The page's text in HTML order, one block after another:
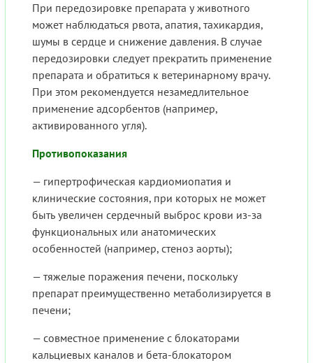
При передозировке препарата у животного
может наблюдаться рвота, апатия, тахикардия,
шумы в сердце и снижение давления. В случае
передозировки следует прекратить применение
препарата и обратиться к ветеринарному врачу.
При этом рекомендуется незамедлительное
применение адсорбентов (например,
активированного угля).
Противопоказания
— гипертрофическая кардиомиопатия и
клинические состояния, при которых не может
быть увеличен сердечный выброс крови из-за
функциональных или анатомических
особенностей (например, стеноз аорты);
— тяжелые поражения печени, поскольку
препарат преимущественно метаболизируется в
печени;
— совместное применение с блокаторами
кальциевых каналов и бета-блокатором